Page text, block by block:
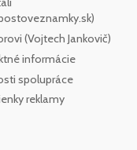
(Vojtech Jankovič)
informácie
spolupráce
reklamy